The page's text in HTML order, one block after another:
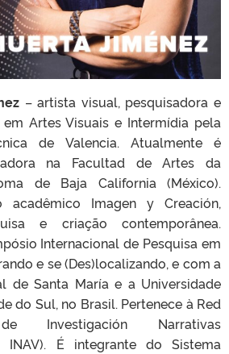
– artista visual, pesquisadora e
Artes Visuais e Intermídia pela
de Valencia. Atualmente é
na Facultad de Artes da
de Baja California (México).
acadêmico Imagen y Creación,
e criação contemporânea.
Internacional de Pesquisa em
e se (Des)localizando, e com a
de Santa María e a Universidade
do Sul, no Brasil. Pertenece à Red
Investigación Narrativas
INAV). É integrante do Sistema